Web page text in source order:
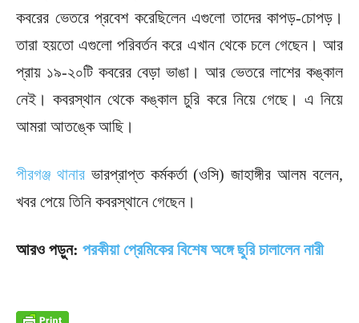
কবরের ভেতরে প্রবেশ করেছিলেন এগুলো তাদের কাপড়-চোপড়।
তারা হয়তো এগুলো পরিবর্তন করে এখান থেকে চলে গেছেন। আর
প্রায় ১৯-২০টি কবরের বেড়া ভাঙা। আর ভেতরে লাশের কঙ্কাল
নেই। কবরস্থান থেকে কঙ্কাল চুরি করে নিয়ে গেছে। এ নিয়ে
আমরা আতঙ্কে আছি।
পীরগঞ্জ থানারভারপ্রাপ্ত কর্মকর্তা (ওসি) জাহাঙ্গীর আলম বলেন,
খবর পেয়ে তিনি কবরস্থানে গেছেন।
আরও পড়ুন: পরকীয়া প্রেমিকের বিশেষ অঙ্গে ছুরি চালালেন নারী